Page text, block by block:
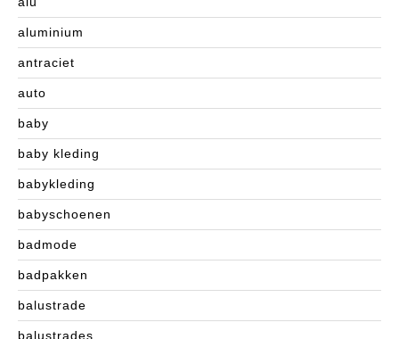
aluminium
antraciet
auto
baby
baby kleding
babykleding
babyschoenen
badmode
badpakken
balustrade
balustrades